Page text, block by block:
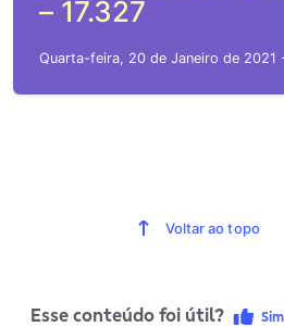
– 17.327
Quarta-feira, 20 de Janeiro de 2021
Voltar ao topo
Esse conteúdo foi útil? Sim